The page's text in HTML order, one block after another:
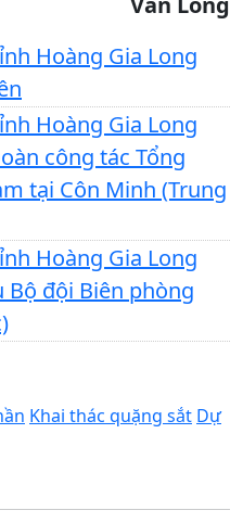
Hoàng Gia Long
Hoàng Gia Long
công tác Tổng
tại Côn Minh (Trung
Hoàng Gia Long
đội Biên phòng
Khai thác quặng sắt Dự